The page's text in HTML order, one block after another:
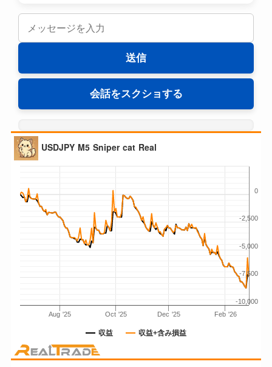
送信
会話をスクショする